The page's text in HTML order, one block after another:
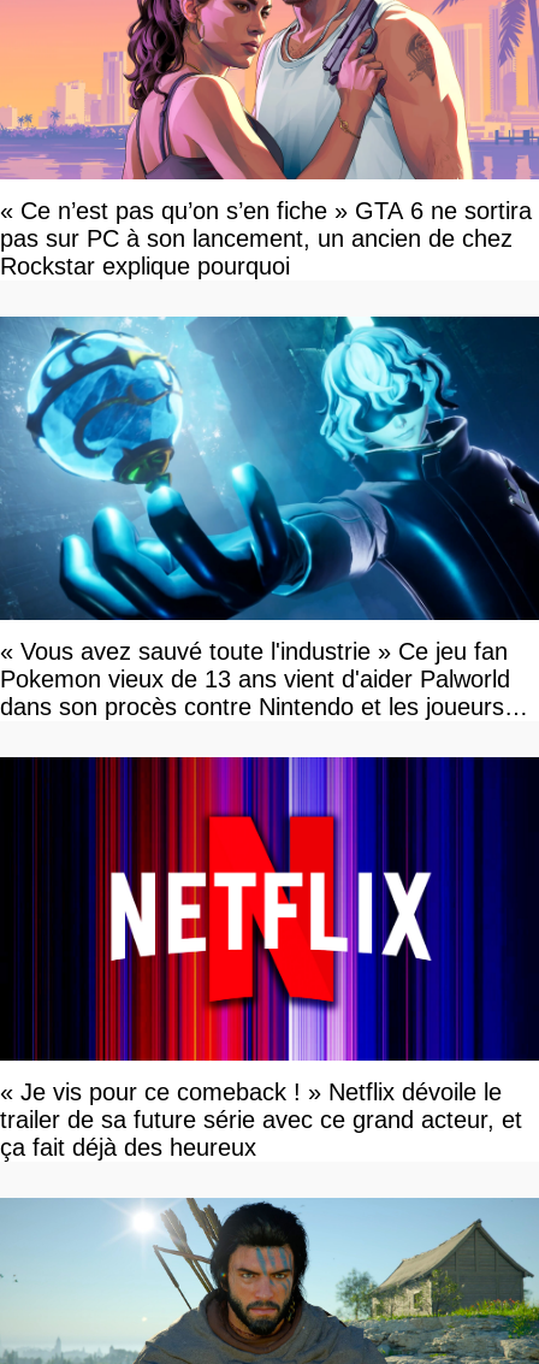
« Ce n’est pas qu’on s’en fiche » GTA 6 ne sortira
pas sur PC à son lancement, un ancien de chez
Rockstar explique pourquoi
« Vous avez sauvé toute l'industrie » Ce jeu fan
Pokemon vieux de 13 ans vient d'aider Palworld
dans son procès contre Nintendo et les joueurs
« Je vis pour ce comeback ! » Netflix dévoile le
trailer de sa future série avec ce grand acteur, et
ça fait déjà des heureux